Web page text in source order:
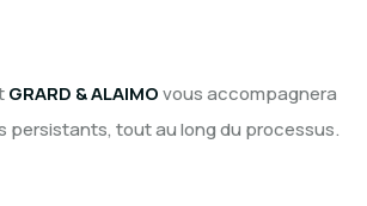
GRARD & ALAIMOvous accompagnera
persistants, tout au long du processus.